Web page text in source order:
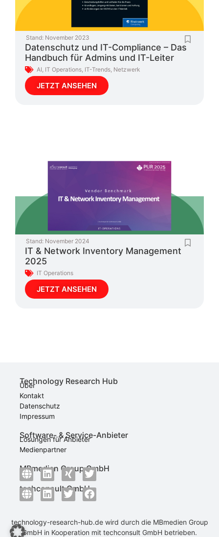
Stand: November 2023
Datenschutz und IT-Compliance – Das
Handbuch für Admins und IT-Leiter
AI IT Operations IT-Trends Netzwerk
JETZT ANSEHEN
Stand: November 2024
IT & Network Inventory Management
2025
IT Operations
JETZT ANSEHEN
Technology Research Hub
Über
Kontakt
Datenschutz
Impressum
Software- & Service-Anbieter
Lösungen für Anbieter
Medienpartner
MBmedien Group GmbH
techconsult GmbH
technology-research-hub.de wird durch die MBmedien Group
GmbH in Kooperation mit techconsult GmbH betrieben.